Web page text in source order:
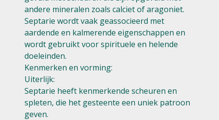
andere mineralen zoals calciet of aragoniet.
Septarie wordt vaak geassocieerd met
aardende en kalmerende eigenschappen en
wordt gebruikt voor spirituele en helende
doeleinden.
Kenmerken en vorming:
Uiterlijk:
Septarie heeft kenmerkende scheuren en
spleten, die het gesteente een uniek patroon
geven.